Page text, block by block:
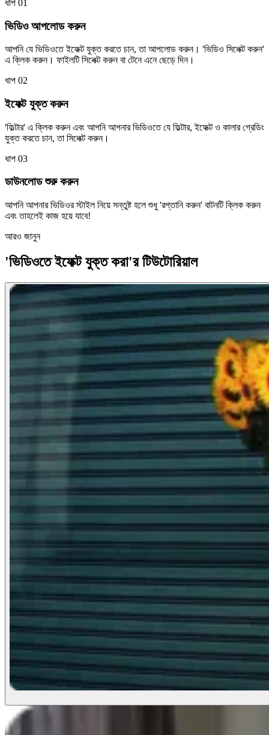
ধাপ 01
ভিডিও আপলোড করুন
আপনি যে ভিডিওতে ইফেক্ট যুক্ত করতে চান, তা আপলোড করুন। 'ভিডিও সিলেক্ট করুন'
এ ক্লিক করুন। ফাইলটি সিলেক্ট করুন বা টেনে এনে ছেড়ে দিন।
ধাপ 02
ইফেক্ট যুক্ত করুন
'ফিল্টার' এ ক্লিক করুন এবং আপনি আপনার ভিডিওতে যে ফিল্টার, ইফেক্ট ও কালার গ্রেডিং
যুক্ত করতে চান, তা সিলেক্ট করুন।
ধাপ 03
ডাউনলোড শুরু করুন
আপনি আপনার ভিডিওর স্টাইল নিয়ে সন্তুষ্ট হলে শুধু 'রপ্তানি করুন' বাটনটি ক্লিক করুন
এবং তাহলেই কাজ হয়ে যাবে!
আরও জানুন
'ভিডিওতে ইফেক্ট যুক্ত করা'র টিউটোরিয়াল